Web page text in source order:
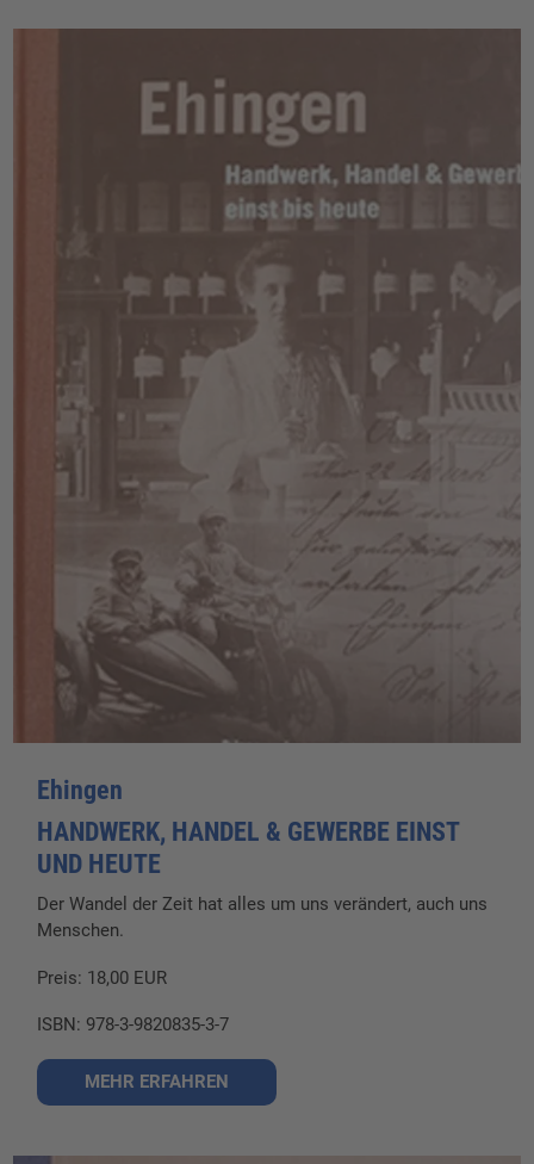
Ehingen
HANDWERK, HANDEL & GEWERBE EINST
UND HEUTE
Der Wandel der Zeit hat alles um uns verändert, auch uns
Menschen.
Preis: 18,00 EUR
ISBN: 978-3-9820835-3-7
MEHR ERFAHREN